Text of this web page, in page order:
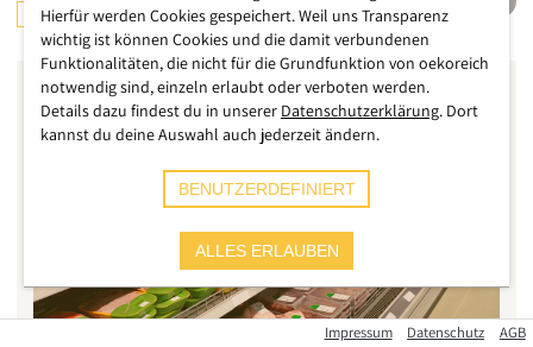
ERNÄHRUNG
Impressum Datenschutz AGB
Hierfür werden Cookies gespeichert. Weil uns Transparenz
wichtig ist können Cookies und die damit verbundenen
Funktionalitäten, die nicht für die Grundfunktion von oekoreich
notwendig sind, einzeln erlaubt oder verboten werden.
Details dazu findest du in unserer Datenschutzerklärung. Dort
kannst du deine Auswahl auch jederzeit ändern.
BENUTZERDEFINIERT
ALLES ERLAUBEN